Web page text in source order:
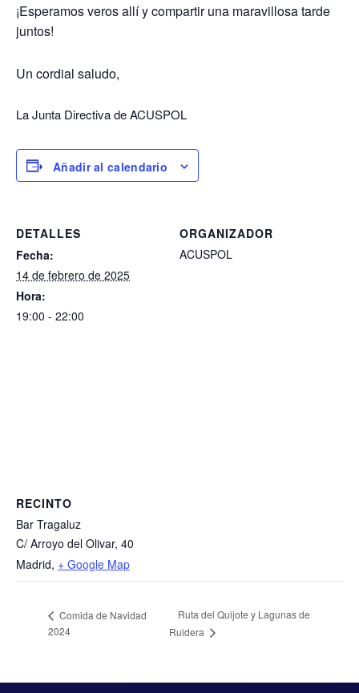
¡Esperamos veros allí y compartir una maravillosa tarde
juntos!
Un cordial saludo,
La Junta Directiva de ACUSPOL
Añadir al calendario
DETALLES
Fecha:
14 de febrero de 2025
Hora:
19:00 - 22:00
ORGANIZADOR
ACUSPOL
RECINTO
Bar Tragaluz
C/ Arroyo del Olivar, 40
Madrid, + Google Map
Comida de Navidad
2024
Ruta del Quijote y Lagunas de
Ruidera